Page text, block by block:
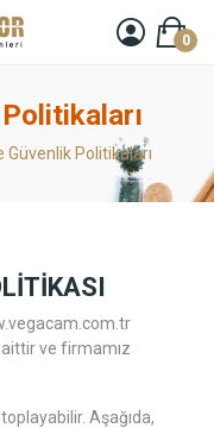
0
Güvenlik Politikaları
aittir ve firmamız
Aşağıda,